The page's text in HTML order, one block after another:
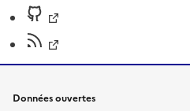
Données ouvertes